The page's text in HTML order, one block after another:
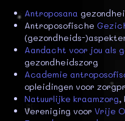
Antroposana
Antroposofische
(gezondheids-
Aandacht voor jou als
gezondheidszorg
Academie
opleidingen voor
Natuurlijke kraamzorg,
Vereniging voor Vrije